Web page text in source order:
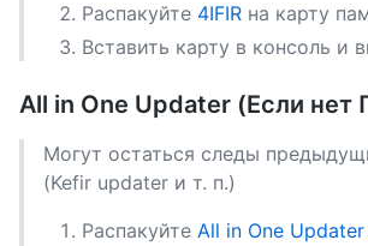
Распакуйте 4IFIR на карту
Вставить карту в консоль и
All in One Updater (Если нет
Могут остаться следы
(Kefir updater и т. п.)
Распакуйте All in One